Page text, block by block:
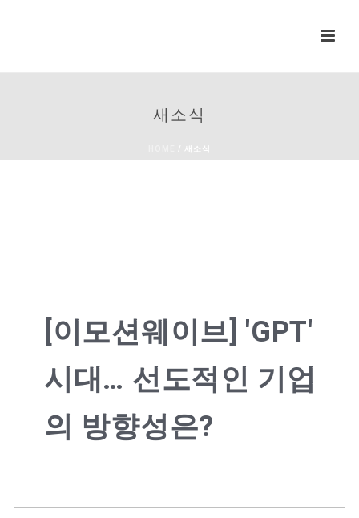
새소식
/ 새소식
[이모션웨이브] 'GPT'
시대… 선도적인 기업
의 방향성은?